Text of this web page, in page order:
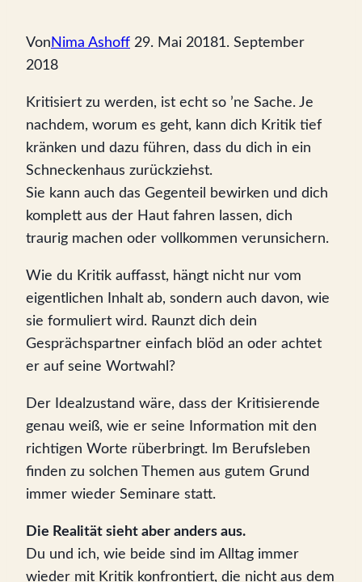
Von Nima Ashoff 29. Mai 20181. September
2018
Kritisiert zu werden, ist echt so ’ne Sache. Je
nachdem, worum es geht, kann dich Kritik tief
kränken und dazu führen, dass du dich in ein
Schneckenhaus zurückziehst.
Sie kann auch das Gegenteil bewirken und dich
komplett aus der Haut fahren lassen, dich
traurig machen oder vollkommen verunsichern.
Wie du Kritik auffasst, hängt nicht nur vom
eigentlichen Inhalt ab, sondern auch davon, wie
sie formuliert wird. Raunzt dich dein
Gesprächspartner einfach blöd an oder achtet
er auf seine Wortwahl?
Der Idealzustand wäre, dass der Kritisierende
genau weiß, wie er seine Information mit den
richtigen Worte rüberbringt. Im Berufsleben
finden zu solchen Themen aus gutem Grund
immer wieder Seminare statt.
Die Realität sieht aber anders aus.
Du und ich, wie beide sind im Alltag immer
wieder mit Kritik konfrontiert, die nicht aus dem